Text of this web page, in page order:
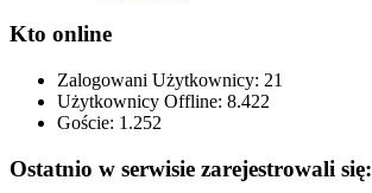
Kto online
Zalogowani Użytkownicy: 21
Użytkownicy Offline: 8.422
Goście: 1.252
Ostatnio w serwisie zarejestrowali się: